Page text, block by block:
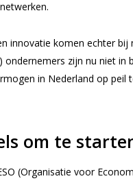
innovatie komen echter
ondernemers zijn nu niet in
in Nederland op peil
om te
(Organisatie voor